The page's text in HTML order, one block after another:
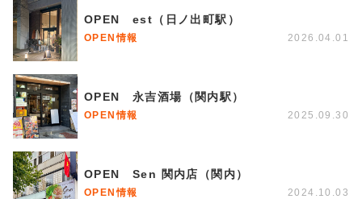
OPEN est（日ノ出町駅）
OPEN情報 2026.04.01
OPEN 永吉酒場（関内駅）
OPEN情報 2025.09.30
OPEN Sen 関内店（関内）
OPEN情報 2024.10.03